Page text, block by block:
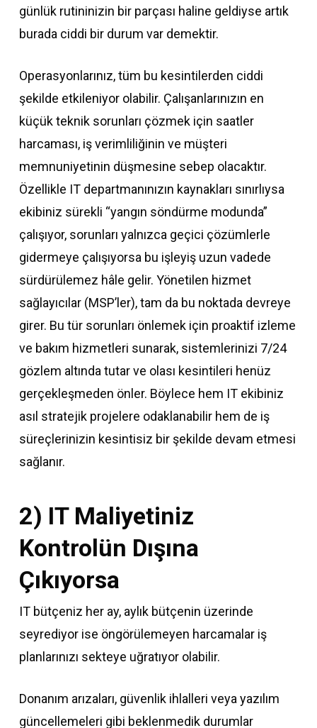
günlük rutininizin bir parçası haline geldiyse artık
burada ciddi bir durum var demektir.
Operasyonlarınız, tüm bu kesintilerden ciddi
şekilde etkileniyor olabilir. Çalışanlarınızın en
küçük teknik sorunları çözmek için saatler
harcaması, iş verimliliğinin ve müşteri
memnuniyetinin düşmesine sebep olacaktır.
Özellikle IT departmanınızın kaynakları sınırlıysa
ekibiniz sürekli “yangın söndürme modunda”
çalışıyor, sorunları yalnızca geçici çözümlerle
gidermeye çalışıyorsa bu işleyiş uzun vadede
sürdürülemez hâle gelir. Yönetilen hizmet
sağlayıcılar (MSP’ler), tam da bu noktada devreye
girer. Bu tür sorunları önlemek için proaktif izleme
ve bakım hizmetleri sunarak, sistemlerinizi 7/24
gözlem altında tutar ve olası kesintileri henüz
gerçekleşmeden önler. Böylece hem IT ekibiniz
asıl stratejik projelere odaklanabilir hem de iş
süreçlerinizin kesintisiz bir şekilde devam etmesi
sağlanır.
2) IT Maliyetiniz
Kontrolün Dışına
Çıkıyorsa
IT bütçeniz her ay, aylık bütçenin üzerinde
seyrediyor ise öngörülemeyen harcamalar iş
planlarınızı sekteye uğratıyor olabilir.
Donanım arızaları, güvenlik ihlalleri veya yazılım
güncellemeleri gibi beklenmedik durumlar